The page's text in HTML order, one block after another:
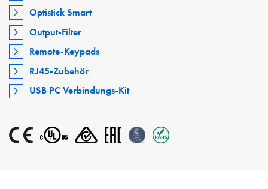
Optistick Smart
Output-Filter
Remote-Keypads
RJ45-Zubehör
USB PC Verbindungs-Kit